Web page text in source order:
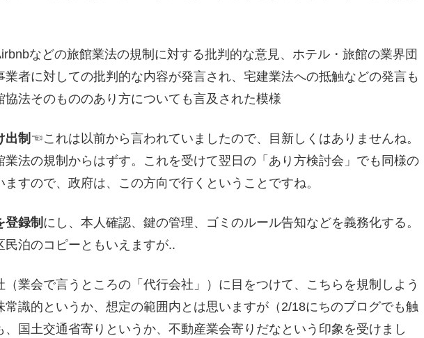
などの旅館業法の規制に対する批判的な意見、ホテル・旅館の業界団
者に対しての批判的な内容が発言され、宅建業法への抵触などの発言も
協法そのもののあり方についても言及された模様
制 ☜これは以前から言われていましたので、目新しくはありませんね。
業法の規制からはずす。これを受けて翌日の「あり方検討会」でも同様の
すので、政府は、この方向で行くということですね。
録制 にし、本人確認、鍵の管理、ゴミのルール告知などを義務化する。
泊のコピーともいえますが..
業会で言うところの「代行会社」）に目をつけて、こちらを規制しよう
常識的というか、想定の範囲内とは思いますが（2/18にちのブログでも触
国土交通省寄りというか、不動産業会寄りだなという印象を受けまし